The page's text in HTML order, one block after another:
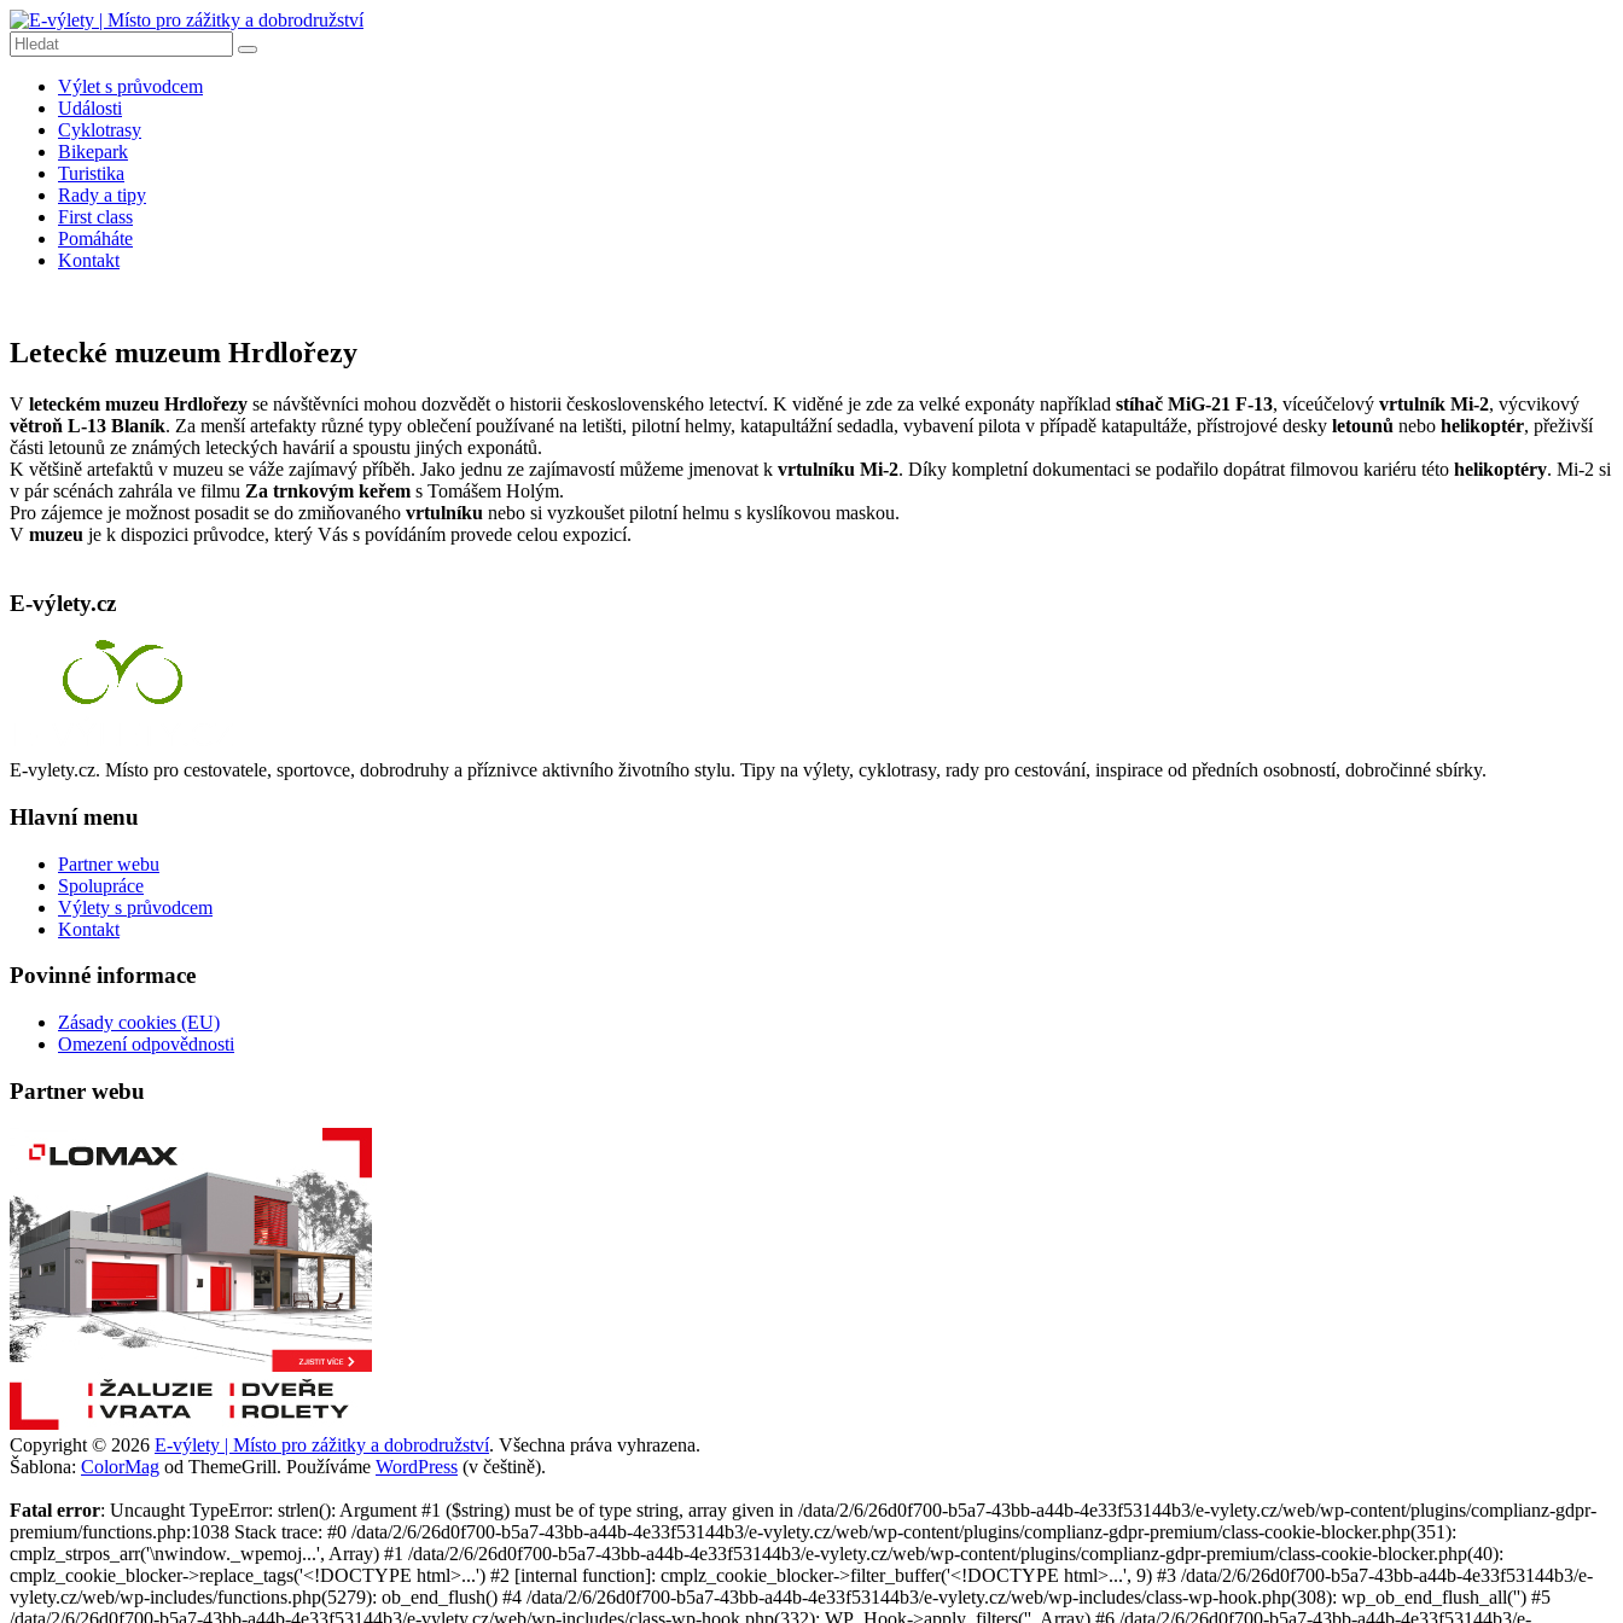
Přeskočit
na
obsah
E-
výlety
Místo
pro
zážitky
dobrodružství
|
Dobrodružné
na
kolech,
pěší
turistiku,
tipy
na
výlety,
parky,
Výlet s průvodcem
Události
Cyklotrasy
Bikepark
Turistika
Rady a tipy
First class
Pomáháte
Kontakt
Letecké muzeum Hrdlořezy
V leteckém muzeu Hrdlořezy se návštěvníci mohou dozvědět o historii československého letectví. K viděné je zde za velké exponáty například stíhač MiG-21 F-13, víceúčelový vrtulník Mi-2, výcvikový
větroň L-13 Blaník. Za menší artefakty různé typy oblečení používané na letišti, pilotní helmy, katapultážní sedadla, vybavení pilota v případě katapultáže, přístrojové desky letounů nebo helikoptér, přeživší
části letounů ze známých leteckých havárií a spoustu jiných exponátů.
K většině artefaktů v muzeu se váže zajímavý příběh. Jako jednu ze zajímavostí můžeme jmenovat k vrtulníku Mi-2. Díky kompletní dokumentaci se podařilo dopátrat filmovou kariéru této helikoptéry. Mi-2 si
v pár scénách zahrála ve filmu Za trnkovým keřem s Tomášem Holým.
Pro zájemce je možnost posadit se do zmiňovaného vrtulníku nebo si vyzkoušet pilotní helmu s kyslíkovou maskou.
V muzeu je k dispozici průvodce, který Vás s povídáním provede celou expozicí.
E-výlety.cz
E-vylety.cz. Místo pro cestovatele, sportovce, dobrodruhy a příznivce aktivního životního stylu. Tipy na výlety, cyklotrasy, rady pro cestování, inspirace od předních osobností, dobročinné sbírky.
Hlavní menu
Partner webu
Spolupráce
Výlety s průvodcem
Kontakt
Povinné informace
Zásady cookies (EU)
Omezení odpovědnosti
Partner webu
Copyright © 2026 E-výlety | Místo pro zážitky a dobrodružství. Všechna práva vyhrazena.
Šablona: ColorMag od ThemeGrill. Používáme WordPress (v češtině).
Fatal error: Uncaught TypeError: strlen(): Argument #1 ($string) must be of type string, array given in /data/2/6/26d0f700-b5a7-43bb-a44b-4e33f53144b3/e-vylety.cz/web/wp-content/plugins/complianz-gdpr-
premium/functions.php:1038 Stack trace: #0 /data/2/6/26d0f700-b5a7-43bb-a44b-4e33f53144b3/e-vylety.cz/web/wp-content/plugins/complianz-gdpr-premium/class-cookie-blocker.php(351):
cmplz_strpos_arr('\nwindow._wpemoj...', Array) #1 /data/2/6/26d0f700-b5a7-43bb-a44b-4e33f53144b3/e-vylety.cz/web/wp-content/plugins/complianz-gdpr-premium/class-cookie-blocker.php(40):
cmplz_cookie_blocker->replace_tags('<!DOCTYPE html>...') #2 [internal function]: cmplz_cookie_blocker->filter_buffer('<!DOCTYPE html>...', 9) #3 /data/2/6/26d0f700-b5a7-43bb-a44b-4e33f53144b3/e-
vylety.cz/web/wp-includes/functions.php(5279): ob_end_flush() #4 /data/2/6/26d0f700-b5a7-43bb-a44b-4e33f53144b3/e-vylety.cz/web/wp-includes/class-wp-hook.php(308): wp_ob_end_flush_all('') #5
/data/2/6/26d0f700-b5a7-43bb-a44b-4e33f53144b3/e-vylety.cz/web/wp-includes/class-wp-hook.php(332): WP_Hook->apply_filters('', Array) #6 /data/2/6/26d0f700-b5a7-43bb-a44b-4e33f53144b3/e-